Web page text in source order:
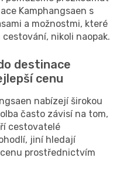
Kamphangsaen s
a možnostmi, které
nikoli naopak.
destinace
cenu
nabízejí širokou
často závisí na tom,
cestovatelé
jiní hledají
prostřednictvím